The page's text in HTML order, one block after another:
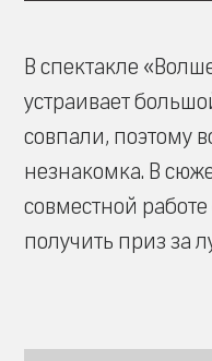
В спектакле
устраивает
совпали, поэтому
незнакомка. В
совместной
получить приз за